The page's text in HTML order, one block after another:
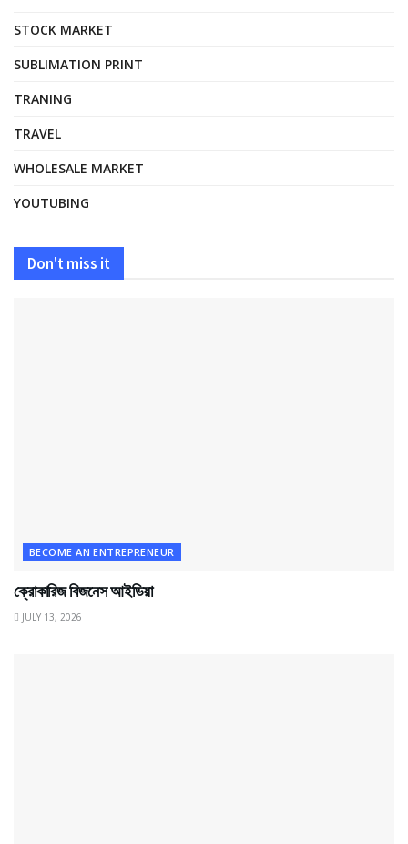
STOCK MARKET
SUBLIMATION PRINT
TRANING
TRAVEL
WHOLESALE MARKET
YOUTUBING
Don't miss it
BECOME AN ENTREPRENEUR
ক্রোকারিজ বিজনেস আইডিয়া
JULY 13, 2026